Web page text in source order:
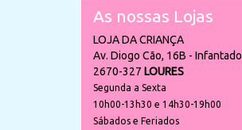
As nossas Lojas
LOJA DA CRIANÇA
Av. Diogo Cão, 16B - Infantado
2670-327 LOURES
Segunda a Sexta
10h00-13h30 e 14h30-19h00
Sábados e Feriados